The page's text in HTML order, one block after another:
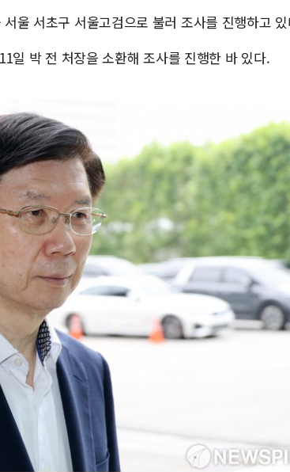
주말 무
오세
충북 주
10월
울 서초구 서울고검으로 불러 조사를 진행하고
일 박 전 처장을 소환해 조사를 진행한 바 있다.